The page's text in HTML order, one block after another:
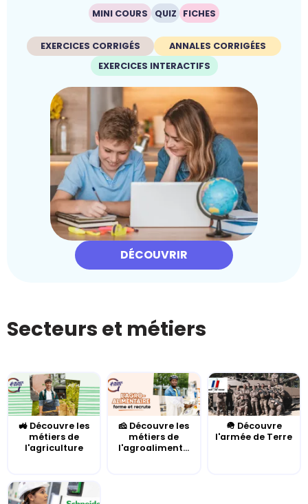
MINI COURS QUIZ FICHES
EXERCICES CORRIGÉS
ANNALES CORRIGÉES
EXERCICES INTERACTIFS
DÉCOUVRIR
Secteurs et métiers
🚜 Découvre les
métiers de
l'agriculture
🧀 Découvre les
métiers de
l'agroaliment...
🪖 Découvre
l'armée de Terre